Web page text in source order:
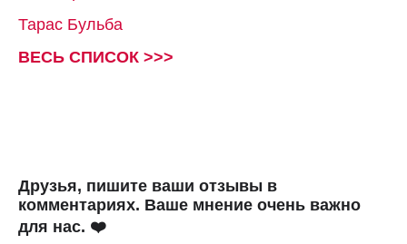
Тарас Бульба
ВЕСЬ СПИСОК >>>
Друзья, пишите ваши отзывы в
комментариях. Ваше мнение очень важно
для нас. ❤️